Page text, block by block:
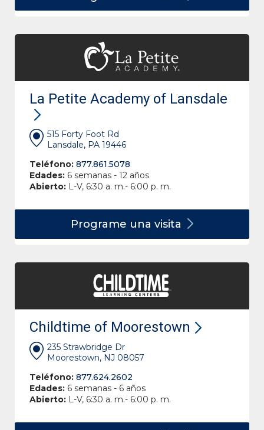
La Petite Academy of Lansdale
515 Forty Foot Rd
Lansdale, PA 19446
Teléfono: 877.861.5078
Edades: 6 semanas - 12 años
Abierto: L-V, 6:30 a. m.- 6:00 p. m.
Programe una visita
Childtime of Moorestown
235 Strawbridge Dr
Moorestown, NJ 08057
Teléfono: 877.624.2602
Edades: 6 semanas - 6 años
Abierto: L-V, 6:30 a. m.- 6:00 p. m.